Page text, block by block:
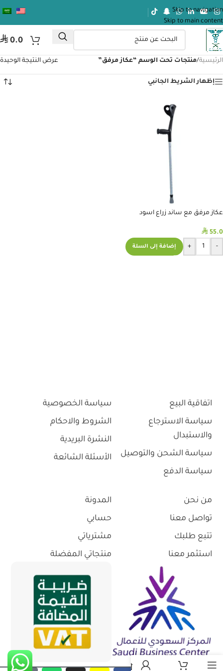
Skip to navigation
Skip to main content
⃁ 0.0
الرئيسية/منتجات تحت الوسم “عكاز مرفق” عرض النتيجة الوحيدة
إظهار الشريط الجانبي
عكاز مرفق مع ساند زراع اسود
⃁ 55.0
-
+ إضافة إلى السلة
اتفاقية البيع
سياسة الاسترجاع
والاستبدال
سياسة الشحن والتوصيل
سياسة الدفع
سياسة الخصوصية
الشروط والاحكام
النشرة البريدية
الأسئلة الشائعة
من نحن
تواصل معنا
تتبع طلبك
استثمر معنا
المدونة
حسابي
مشترياتي
منتجاتي المفضلة